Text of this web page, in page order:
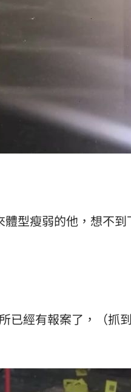
型瘦弱的他，想不到
已經有報案了，（抓